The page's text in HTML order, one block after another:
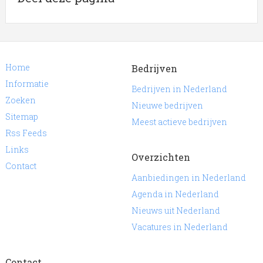
Home
Informatie
Zoeken
Sitemap
Rss Feeds
Links
Contact
Bedrijven
Bedrijven in Nederland
Nieuwe bedrijven
Meest actieve bedrijven
Overzichten
Aanbiedingen in Nederland
Agenda in Nederland
Nieuws uit Nederland
Vacatures in Nederland